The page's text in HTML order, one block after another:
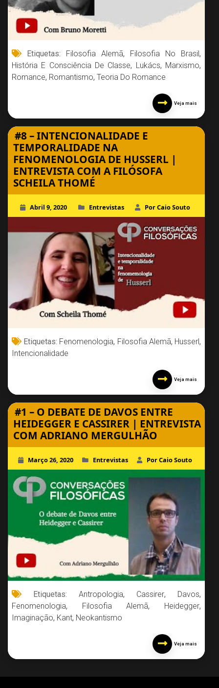
Etiquetas: Filosofia Alemã, Filosofia No Brasil,
História E Consciência De Classe, Lukács, Marxismo,
Romance, Romantismo, Teoria Do Romance
Veja mais
#8 – INTENCIONALIDADE E
TEMPORALIDADE NA
FENOMENOLOGIA DE HUSSERL |
ENTREVISTA COM A FILÓSOFA
SCHEILA THOMÉ
Abril 9, 2020 Entrevistas Por Caio Souto
Etiquetas: Fenomenologia, Filosofia Alemã, Husserl,
Intencionalidade
Veja mais
#1 – O DEBATE DE DAVOS ENTRE
HEIDEGGER E CASSIRER | ENTREVISTA
COM ADRIANO MERGULHÃO
Março 26, 2020 Entrevistas Por Caio Souto
Etiquetas:Antropologia, Cassirer, Davos,
Fenomenologia, Filosofia Alemã, Heidegger,
Imaginação, Kant, Neokantismo
Veja mais